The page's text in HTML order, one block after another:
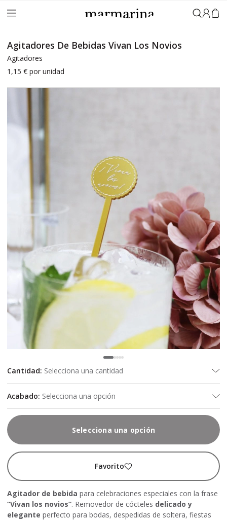
Iniciar
Agitadores De Bebidas Vivan Los Novios
Agitadores
1,15 € por unidad
Cantidad: Selecciona una cantidad
Acabado: Selecciona una opción
Selecciona una opción
Favorito
Agitador de bebida para celebraciones especiales con la frase
“Vivan los novios”. Removedor de cócteles delicado y
elegante perfecto para bodas, despedidas de soltera, fiestas